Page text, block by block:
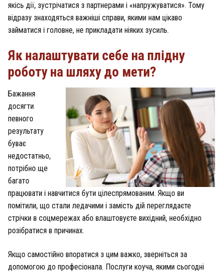
якісь дії, зустрічатися з партнерами і «напружуватися». Тому
відразу знаходяться важніші справи, якими нам цікаво
займатися і головне, не прикладати ніяких зусиль.
Як налаштувати себе на плідну
роботу на шляху до мети?
Бажання
досягти
певного
результату
буває
недостатньо,
потрібно ще
багато
працювати і навчитися бути цілеспрямованим. Якщо ви
помітили, що стали ледачими і замість дій переглядаєте
стрічки в соцмережах або влаштовуєте вихідний, необхідно
розібратися в причинах.
Якщо самостійно впоратися з цим важко, зверніться за
допомогою до професіонала. Послуги коуча, якими сьогодні